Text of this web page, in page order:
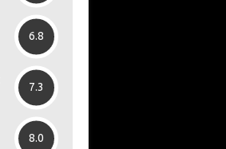
6.8
7.3
8.0